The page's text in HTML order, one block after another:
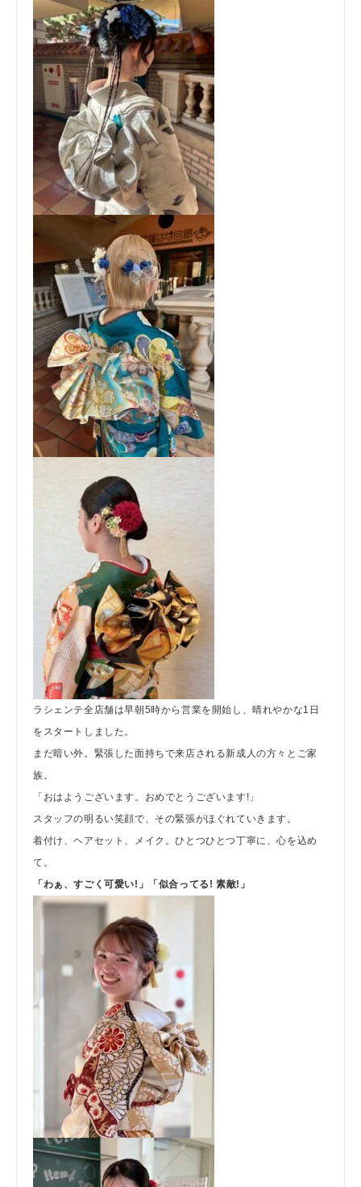
ラシェンテ全店舗は早朝5時から営業を開始し、晴れやかな1日
をスタートしました。
まだ暗い外。緊張した面持ちで来店される新成人の方々とご家
族。
「おはようございます。おめでとうございます!」
スタッフの明るい笑顔で、その緊張がほぐれていきます。
着付け、ヘアセット、メイク。ひとつひとつ丁寧に、心を込め
て。
「わぁ、すごく可愛い!」
「似合ってる! 素敵!」